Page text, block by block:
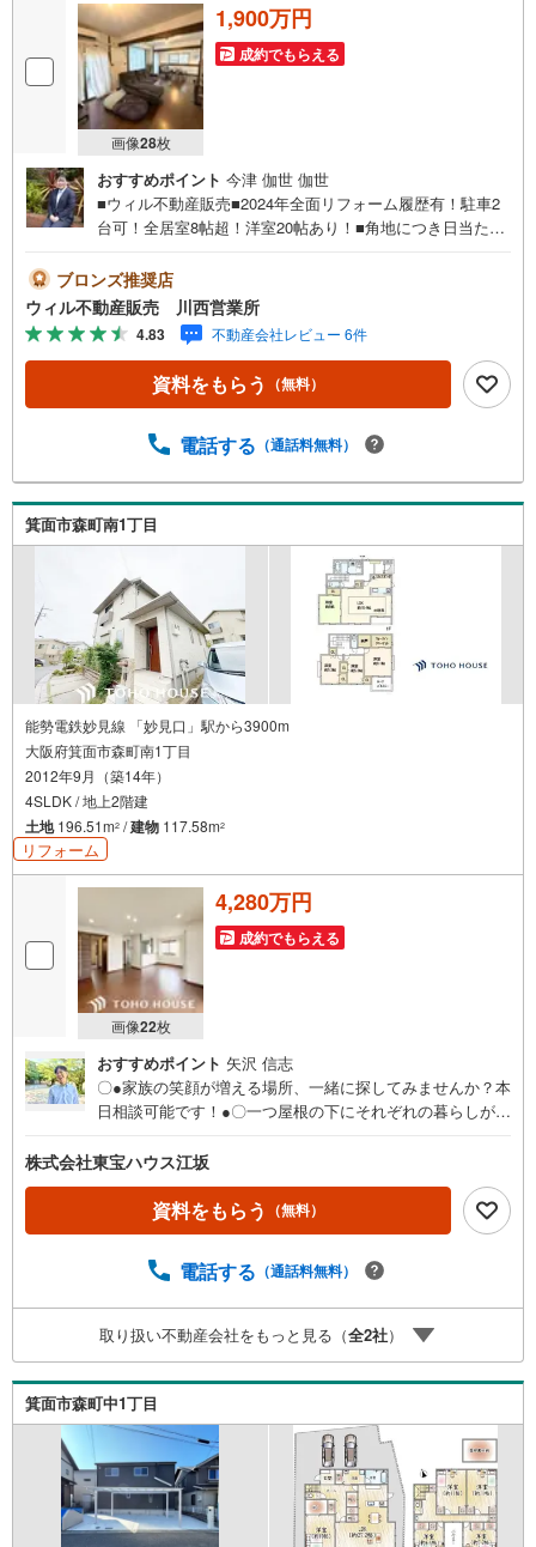
画像28枚
1,900万円
成約でもらえる
おすすめポイント 今津 伽世 伽世
■ウィル不動産販売■2024年全面リフォーム履歴有！駐車2
台可！全居室8帖超！洋室20帖あり！■角地につき日当たり
丁寧にお使いです！～阪神間北摂で12店舗、東証上場のウ
ィルで安心取引！～ウィル不動産販売川西営業所は、阪急
「川西能勢口」駅から徒歩1分。駐車場完備、キッズスペー
スもあるのでぜひご家族皆さまでお越しください。
ブロンズ推奨店
ウィル不動産販売 川西営業所
4.83 不動産会社レビュー 6件
資料をもらう （無料）
電話する （通話料無料）
箕面市森町南1丁目
能勢電鉄妙見線 「妙見口」駅から3900m
大阪府箕面市森町南1丁目
2012年9月（築14年）
4SLDK / 地上2階建
土地196.51m2 /建物 117.58m2
リフォーム
画像22枚
4,280万円
成約でもらえる
おすすめポイント 矢沢 信志
〇●家族の笑顔が増える場所、一緒に探してみませんか？本
日相談可能です！●〇一つ屋根の下にそれぞれの暮らしがあ
こそ、そのベースはシンプルであるべきだと思う。なぜな
ら、時の流れで人の好みは変わっていくものだから。■ご予
約いただくとご見学がスムーズです！【営業時間9:00～21:
00】ご見学希望のお客様:右上の「室内・現地を見学する」
料をもらう」をクリックして下さい。【東宝ハウス江坂の
ュレーションのご相談・無理のないライフプラン、提携に
よる低金利住宅ローンのご提案、購入前に知る「購入後の
（2）ご購入後から始まる「専属FPによるファイナンシャ
ルライフサポート」・漠然としたキャッシュフローのグラ
フ化、効果的な生命保険の見直し、繰り上げ返済の効果的
なタイミングなどご提案させて頂きます。
株式会社東宝ハウス江坂
資料をもらう （無料）
電話する （通話料無料）
取り扱い不動産会社をもっと見る（全2社）
箕面市森町中1丁目